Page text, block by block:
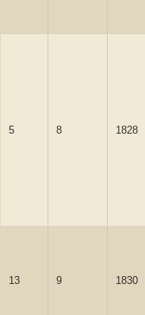
5 8 1828
13 9 1830